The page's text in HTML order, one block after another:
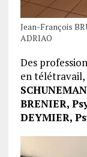
Jean-François
ADRIAO
Des
en télétravail,
BRENIER,
DEYMIER,